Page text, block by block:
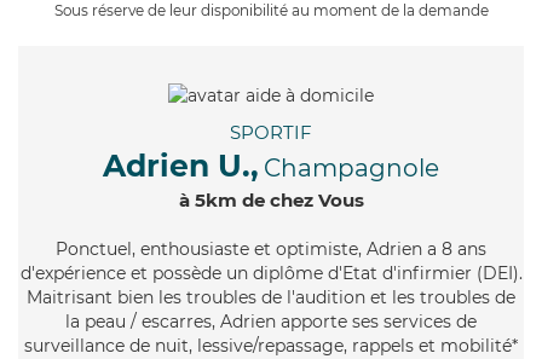
Sous réserve de leur disponibilité au moment de la demande
SPORTIF
Adrien U., Champagnole
à 5km de chez Vous
Ponctuel , enthousiaste et optimiste, Adrien a 8 ans
d'expérience et possède un diplôme d'Etat d'infirmier (DEI).
Maitrisant bien les troubles de l'audition et les troubles de
la peau / escarres, Adrien apporte ses services de
surveillance de nuit, lessive/repassage, rappels et mobilité*